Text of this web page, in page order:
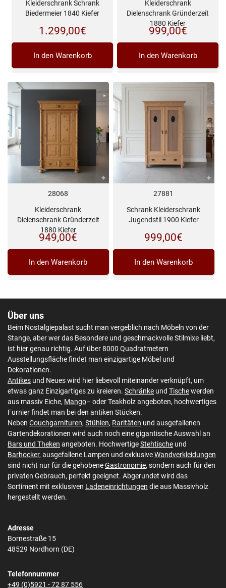
Kleiderschrank Schrank
Biedermeier 1840 Kiefer
1.299,00€
In den Warenkorb
Kleiderschrank
Dielenschrank Gründerzeit
1880 Kiefer
999,00€
In den Warenkorb
28068
Kleiderschrank
Dielenschrank Gründerzeit
1880 Kiefer
949,00€
In den Warenkorb
27881
Schrank Kleiderschrank
Jugendstil 1900 Kiefer
999,00€
In den Warenkorb
Über uns
Beim Nostalgiepalast sucht man vergeblich nach Möbeln von der
Stange, aber wer das Besondere und geschmackvolle Stilmixe liebt,
ist hier genau richtig. Auf über 8000 Quadratmetern
Ausstellungsfläche findet man einzigartige Möbel und
Dekorationen.
Antikes und Neues wird hier liebevoll miteinander verknüpft, um
etwas ganz Einzigartiges zu kreieren. Schränke und Tischewerden
aus massiv Eiche, Mango– oder Teakholz angeboten, hochwertiges
Furnier findet man bei den antiken Stücken.
Neben Couchgarnituren, Stühlen, Raritäten und ausgefallenen
Gartendekorationen wird auch noch eine gigantische Auswahl an
Bars und Theken angeboten. HochwertigeStehtische und
Barhocker, ausgefallene Lampen und exklusiveWandverkleidungen
sind nicht nur für die gehobeneGastronomie, sondern auch für den
privaten Gebrauch, perfekt geeignet. Abgerundet wird das
Sortiment mit exklusiven Ladeneinrichtungen die aus Massivholz
hergestellt werden.
Adresse
Bornestraße 15
48529 Nordhorn (DE)
Telefonnummer
+49 (0)5921 - 72 87 556